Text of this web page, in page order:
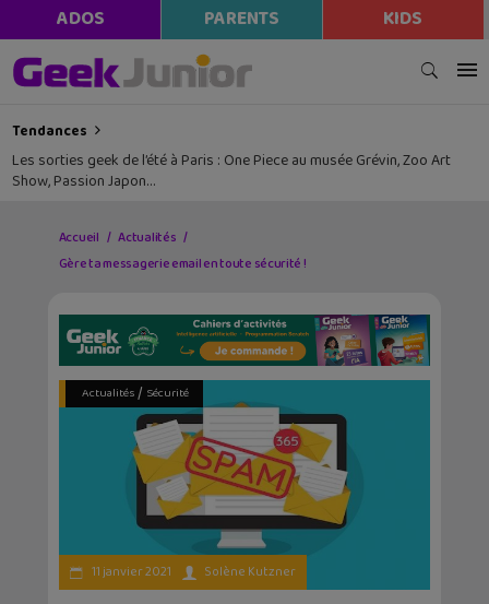
ADOS PARENTS KIDS
Tendances
Les sorties geek de l’été à Paris : One Piece au musée Grévin, Zoo Art
Show, Passion Japon…
Accueil
Actualités
Gère ta messagerie email en toute sécurité !
Actualités/ Sécurité
11 janvier 2021 Solène Kutzner